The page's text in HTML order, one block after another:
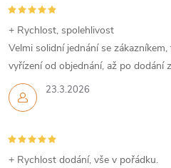
p
i
s
u
23.3.2026
+ Rychlost, spolehlivost
Velmi solidní jednání se
vyřízení od objednání, až po dodání
+ Rychlost dodání, vše v pořádku.